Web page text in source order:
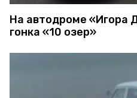
На автодроме «Игора
гонка «10 озер»